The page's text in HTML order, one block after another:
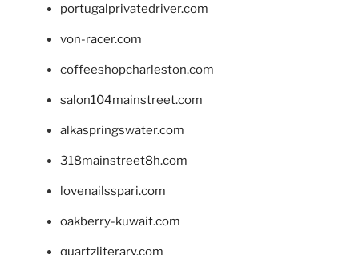
portugalprivatedriver.com
von-racer.com
coffeeshopcharleston.com
salon104mainstreet.com
alkaspringswater.com
318mainstreet8h.com
lovenailsspari.com
oakberry-kuwait.com
quartzliterary.com